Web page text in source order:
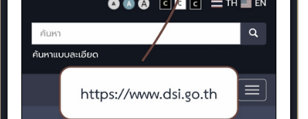
Petition
DSI's Network